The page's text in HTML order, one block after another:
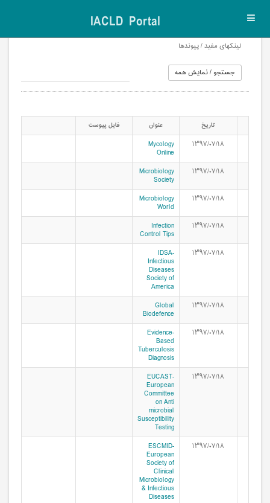
IACLD Portal
لینکهای مفید / پیوندها
تاریخ عنوان فایل پیوست
۱۳۹۷/۰۷/۱۸ Mycology
Online
۱۳۹۷/۰۷/۱۸
Microbiology
Society
۱۳۹۷/۰۷/۱۸
Microbiology
World
۱۳۹۷/۰۷/۱۸
Infection
Control Tips
۱۳۹۷/۰۷/۱۸
IDSA-
Infectious
Diseases
Society of
America
۱۳۹۷/۰۷/۱۸
Global
Biodefence
۱۳۹۷/۰۷/۱۸
Evidence-
Based
Tuberculosis
Diagnosis
۱۳۹۷/۰۷/۱۸
EUCAST-
European
Committee
on Anti
microbial
Susceptibility
Testing
۱۳۹۷/۰۷/۱۸
ESCMID-
European
Society of
Clinical
Microbiology
& Infectious
Diseases